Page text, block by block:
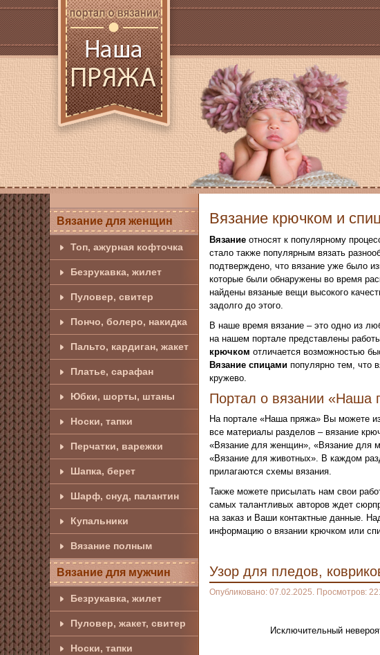
Вязание для женщин
Топ, ажурная кофточка
Безрукавка, жилет
Пуловер, свитер
Пончо, болеро, накидка
Пальто, кардиган, жакет
Платье, сарафан
Юбки, шорты, штаны
Носки, тапки
Перчатки, варежки
Шапка, берет
Шарф, снуд, палантин
Купальники
Вязание полным
Вязание для мужчин
Безрукавка, жилет
Пуловер, жакет, свитер
Носки, тапки
Вязание крючком и
Вязание относят к популярному
стало также популярным вязать
подтверждено, что вязание уже было
которые были обнаружены во время
найдены вязаные вещи высокого
задолго до этого.
В наше время вязание – это одно из
на нашем портале представлены
крючком отличается возможностью
Вязание спицами популярно тем, что
кружево.
Портал о вязании «Наша
На портале «Наша пряжа» Вы можете
все материалы разделов – вязание
«Вязание для женщин», «Вязание для
«Вязание для животных». В каждом
прилагаются схемы вязания.
Также можете присылать нам свои
самых талантливых авторов ждет
на заказ и Ваши контактные данные.
информацию о вязании крючком или
Узор для пледов,
Опубликовано: 07.02.2025. Просмотров:
Исключительный